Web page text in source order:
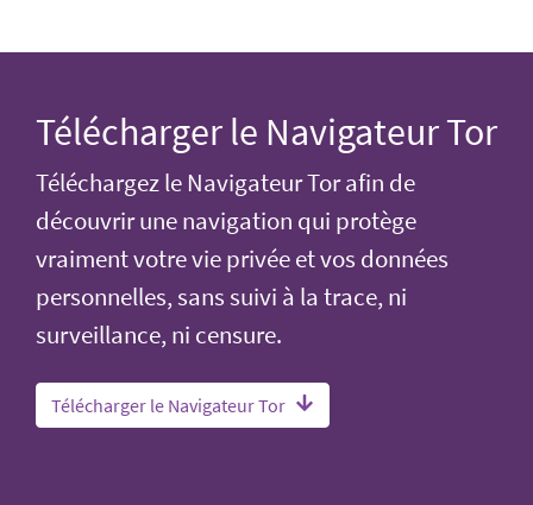
Télécharger le Navigateur Tor
Téléchargez le Navigateur Tor afin de
découvrir une navigation qui protège
vraiment votre vie privée et vos données
personnelles, sans suivi à la trace, ni
surveillance, ni censure.
Télécharger le Navigateur Tor